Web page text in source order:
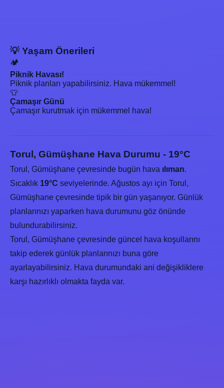
💡 Yaşam Önerileri
🏕️
Piknik Havası!
Piknik planları yapabilirsiniz. Hava mükemmel!
👕
Çamaşır Günü
Çamaşır kurutmak için mükemmel hava!
Torul, Gümüşhane Hava Durumu - 19°C
Torul, Gümüşhane çevresinde bugün hava ılıman.
Sıcaklık 19°C seviyelerinde. Ağustos ayı için Torul,
Gümüşhane çevresinde tipik bir gün yaşanıyor. Günlük
planlarınızı yaparken hava durumunu göz önünde
bulundurabilirsiniz.
Torul, Gümüşhane çevresinde güncel hava koşullarını
takip ederek günlük planlarınızı buna göre
ayarlayabilirsiniz. Hava durumundaki ani değişikliklere
karşı hazırlıklı olmakta fayda var.